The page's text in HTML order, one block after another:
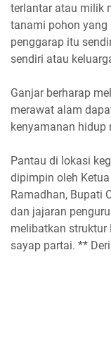
terlantar atau milik
tanami pohon
penggarap itu
sendiri atau
Ganjar berharap
merawat alam
kenyamanan hidup
Pantau di lokasi
dipimpin oleh
Ramadhan, Bupati
dan jajaran
melibatkan struktur
sayap partai. **